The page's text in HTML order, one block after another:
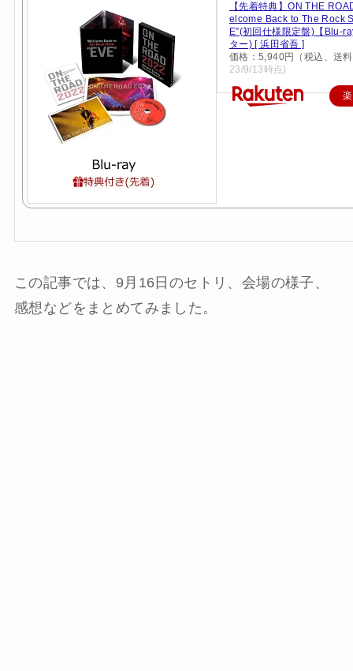
【先着特典】ON THE
elcome Back to The Rock
E”(初回仕様限定盤)【Blu-
ター) [ 浜田省吾 ]
価格：5,940円（税込、送
23/9/13時点)
この記事では、9月16日のセトリ、会場の様子、
感想などをまとめてみました。